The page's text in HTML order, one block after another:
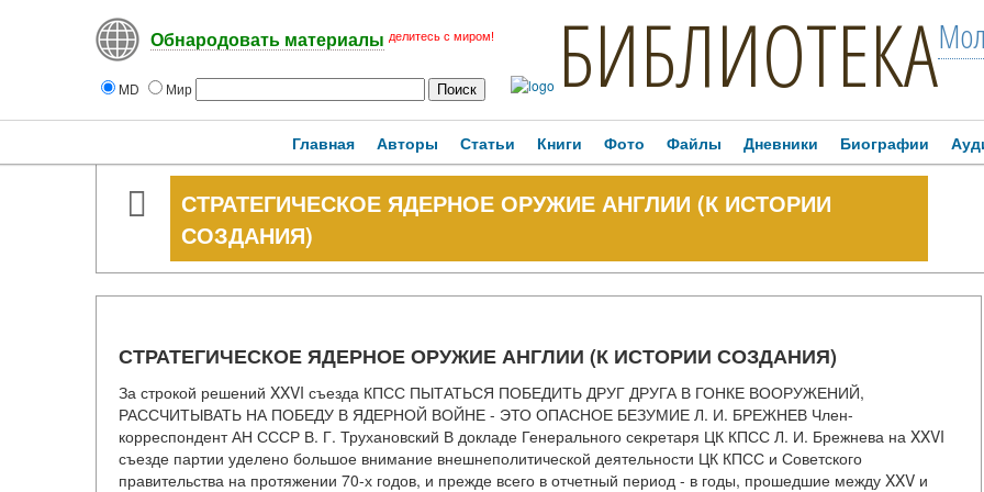
Обнародовать материалы делитесь с миром!
MD Мир БИБЛИОТЕКА
Главная Авторы Статьи Книги Фото Файлы Дневники Биографии
СТРАТЕГИЧЕСКОЕ ЯДЕРНОЕ ОРУЖИЕ АНГЛИИ (К ИСТОРИИ
СОЗДАНИЯ)
СТРАТЕГИЧЕСКОЕ ЯДЕРНОЕ ОРУЖИЕ АНГЛИИ (К ИСТОРИИ СОЗДАНИЯ)
За строкой решений XXVI съезда КПСС ПЫТАТЬСЯ ПОБЕДИТЬ ДРУГ ДРУГА В ГОНКЕ ВООРУЖЕНИЙ,
РАССЧИТЫВАТЬ НА ПОБЕДУ В ЯДЕРНОЙ ВОЙНЕ - ЭТО ОПАСНОЕ БЕЗУМИЕ Л. И. БРЕЖНЕВ Член-
корреспондент АН СССР В. Г. Трухановский В докладе Генерального секретаря ЦК КПСС Л. И. Брежнева на XXVI
съезде партии уделено большое внимание внешнеполитической деятельности ЦК КПСС и Советского
правительства на протяжении 70-х годов, и прежде всего в отчетный период - в годы, прошедшие между XXV и